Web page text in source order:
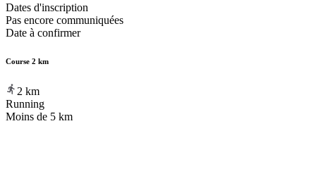
Dates d'inscription
Pas encore communiquées
Date à confirmer
Course 2 km
2 km
Running
Moins de 5 km